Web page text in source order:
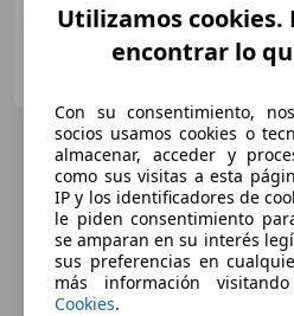
AUDI HUERTAS MOTOR MURCIA
Utilizamos cookies.
encontrar lo
Con su consentimiento,
socios usamos cookies o
almacenar, acceder y
como sus visitas a esta
IP y los identificadores de
le piden consentimiento
se amparan en su interés
sus preferencias en
más información
Cookies.